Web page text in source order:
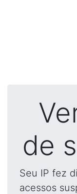
de
Seu IP fez
acessos